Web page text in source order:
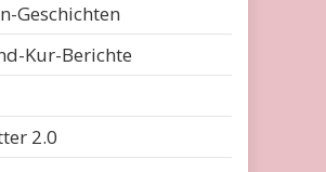
Geschichten
Kur-Berichte
2.0